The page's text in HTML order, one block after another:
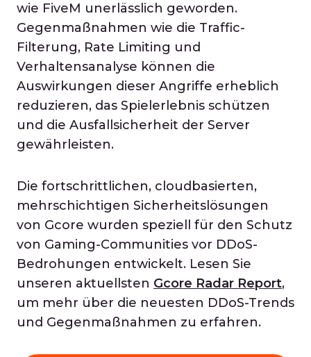
wie FiveM unerlässlich geworden.
Gegenmaßnahmen wie die Traffic-
Filterung, Rate Limiting und
Verhaltensanalyse können die
Auswirkungen dieser Angriffe erheblich
reduzieren, das Spielerlebnis schützen
und die Ausfallsicherheit der Server
gewährleisten.
Die fortschrittlichen, cloudbasierten,
mehrschichtigen Sicherheitslösungen
von Gcore wurden speziell für den Schutz
von Gaming-Communities vor DDoS-
Bedrohungen entwickelt. Lesen Sie
unseren aktuellsten Gcore Radar Report,
um mehr über die neuesten DDoS-Trends
und Gegenmaßnahmen zu erfahren.